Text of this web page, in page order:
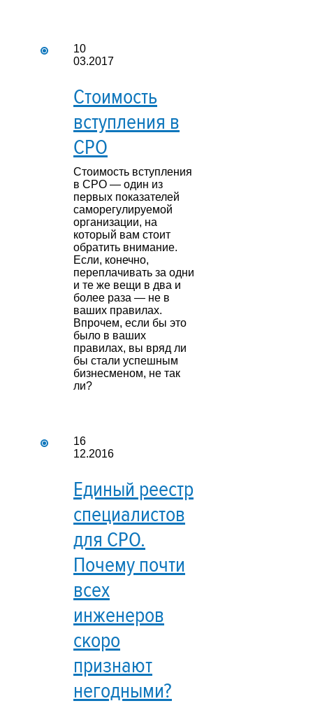
10
03.2017
Стоимость
вступления в
СРО
Стоимость вступления
в СРО — один из
первых показателей
саморегулируемой
организации, на
который вам стоит
обратить внимание.
Если, конечно,
переплачивать за одни
и те же вещи в два и
более раза — не в
ваших правилах.
Впрочем, если бы это
было в ваших
правилах, вы вряд ли
бы стали успешным
бизнесменом, не так
ли?
16
12.2016
Единый реестр
специалистов
для СРО.
Почему почти
всех
инженеров
скоро
признают
негодными?